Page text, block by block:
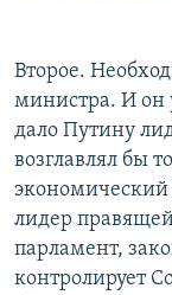
Второе.
министра. И он
дало Путину
возглавлял бы
экономический
лидер
парламент,
контролирует